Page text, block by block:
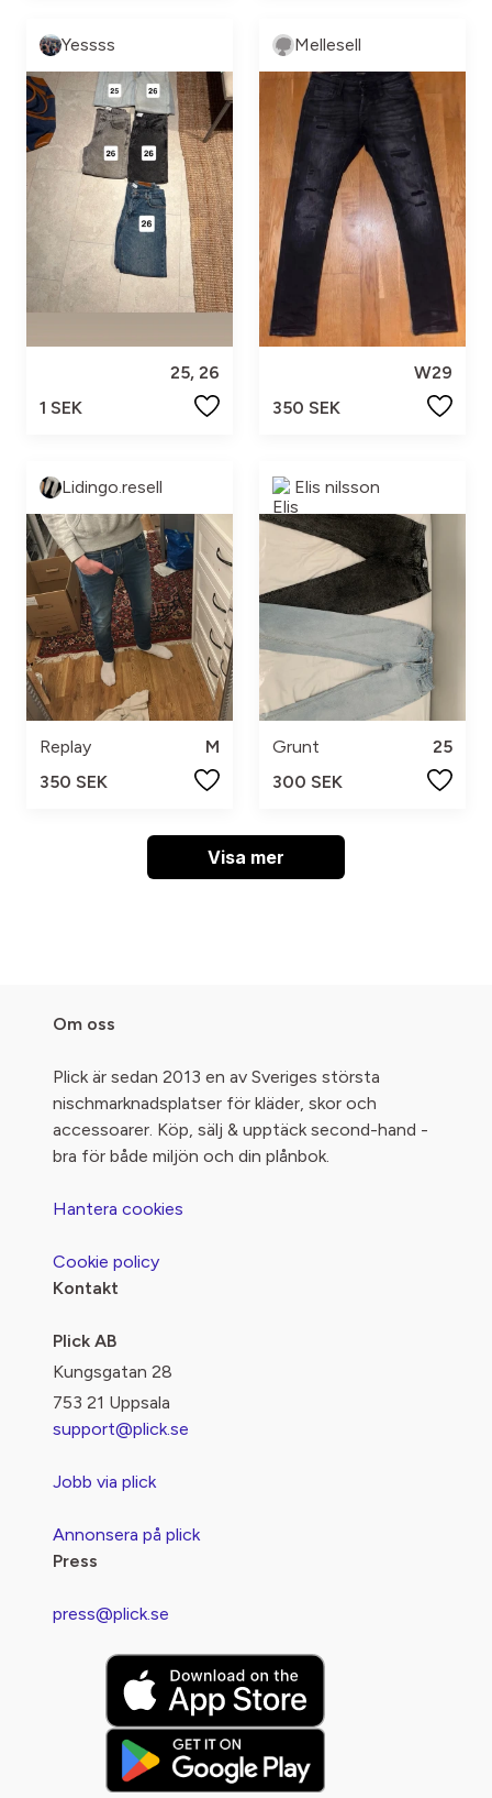
Yessss
25, 26
1 SEK
Mellesell
W29
350 SEK
Lidingo.resell
Replay
M
350 SEK
Elis nilsson
Grunt
25
300 SEK
Visa mer
Om oss
Plick är sedan 2013 en av Sveriges största
nischmarknadsplatser för kläder, skor och
accessoarer. Köp, sälj & upptäck second-hand -
bra för både miljön och din plånbok.
Hantera cookies
Cookie policy
Kontakt
Plick AB
Kungsgatan 28
753 21 Uppsala
support@plick.se
Jobb via plick
Annonsera på plick
Press
press@plick.se